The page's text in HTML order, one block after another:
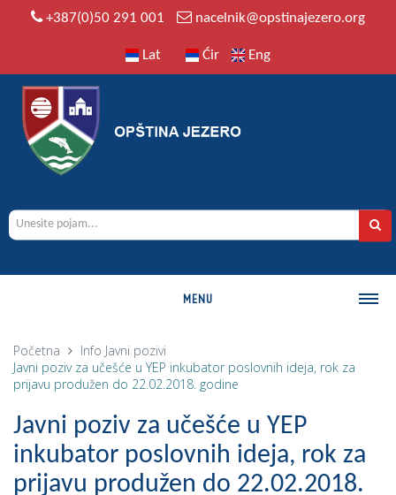
+387(0)50 291 001 nacelnik@opstinajezero.org
Lat Ćir Eng
MENU
O OPŠTINI
Istorija
Geografija
Naseljena mjesta
Početna Info Javni pozivi
Javni poziv za učešće u YEP inkubator poslovnih ideja, rok za
prijavu produžen do 22.02.2018. godine
Javni poziv za učešće u YEP
inkubator poslovnih ideja, rok za
prijavu produžen do 22.02.2018.